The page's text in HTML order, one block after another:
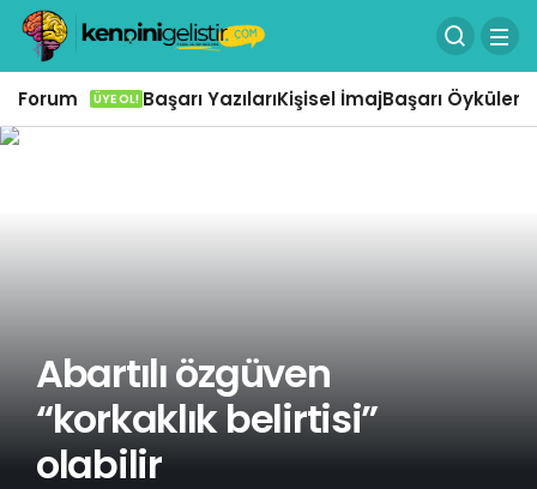
Forum ÜYE OL! Başarı YazılarıKişisel İmajBaşarı Öyküleri
Abartılı özgüven
“korkaklık belirtisi”
olabilir